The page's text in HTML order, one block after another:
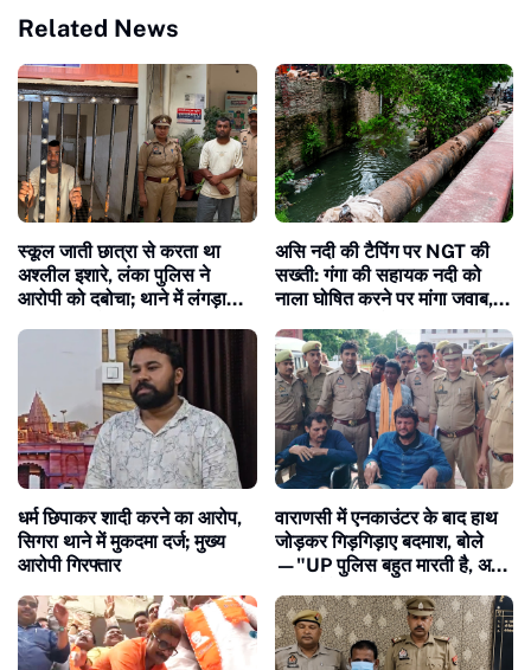
Related News
स्कूल जाती छात्रा से करता था
अश्लील इशारे, लंका पुलिस ने
आरोपी को दबोचा; थाने में लंगड़ाता
असि नदी की टैपिंग पर NGT की
सख्ती: गंगा की सहायक नदी को
नाला घोषित करने पर मांगा जवाब,
धर्म छिपाकर शादी करने का आरोप,
सिगरा थाने में मुकदमा दर्ज; मुख्य
आरोपी गिरफ्तार
वाराणसी में एनकाउंटर के बाद हाथ
जोड़कर गिड़गिड़ाए बदमाश, बोले
—"UP पुलिस बहुत मारती है, अब